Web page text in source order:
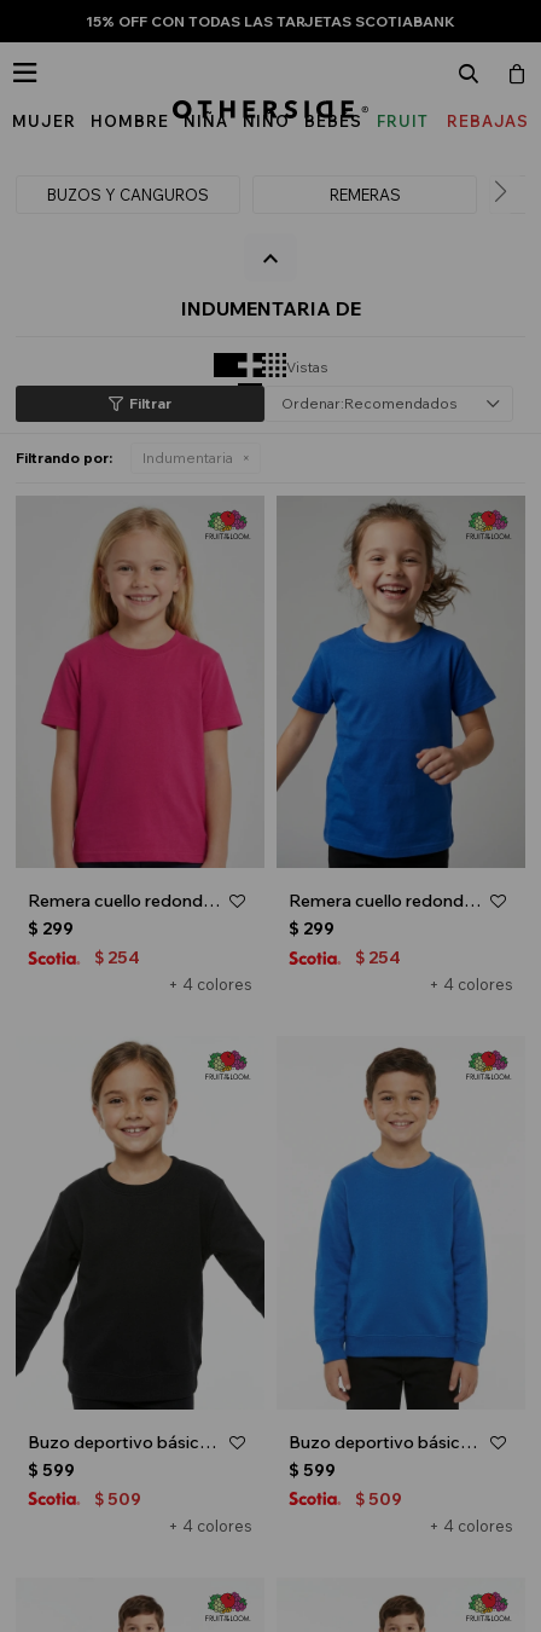
15% OFF CON TODAS LAS TARJETAS SCOTIABANK
MUJER HOMBRE NIÑA NIÑO BEBÉS
FRUIT
THE
REBAJAS

BUZOS Y CANGUROS REMERAS
INDUMENTARIA DE
Vistas
Recomendados
Filtrando por: Indumentaria
Remera cuello redondo ICONIC 150 - UNISEX - Fucsia
+ 4 colores
$ 299
$ 254
Remera cuello redondo ICONIC 150 - UNISEX - Azul oscuro
+ 4 colores
$ 299
$ 254
Buzo deportivo básico escote redondo - UNISEX - Negro
+ 4 colores
$ 599
$ 509
Buzo deportivo básico escote redondo - UNISEX - Azul oscuro
+ 4 colores
$ 599
$ 509